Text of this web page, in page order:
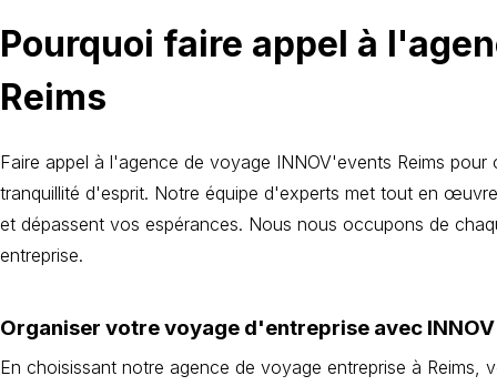
Pourquoi faire appel à
Reims
Faire appel à l'agence de voyage INNOV'events Reims
tranquillité d'esprit. Notre équipe d'experts met tout en
et dépassent vos espérances. Nous nous occupons de
entreprise.
Organiser votre voyage d'entreprise avec
En choisissant notre agence de voyage entreprise à